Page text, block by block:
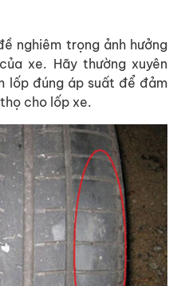
nghiêm trọng ảnh hưởng
xe. Hãy thường xuyên
lốp đúng áp suất để đảm
cho lốp xe.